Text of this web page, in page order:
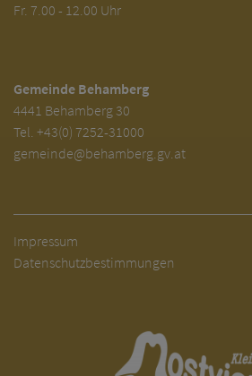
Fr. 7.00 - 12.00 Uhr
Gemeinde Behamberg
4441 Behamberg 30
Tel. +43(0) 7252-31000
gemeinde@behamberg.gv.at
Impressum
Datenschutzbestimmungen